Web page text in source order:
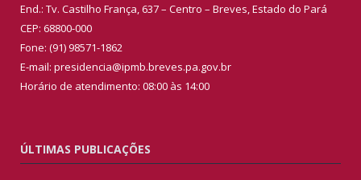
End.: Tv. Castilho França, 637 – Centro – Breves, Estado do Pará
CEP: 68800-000
Fone: (91) 98571-1862
E-mail: presidencia@ipmb.breves.pa.gov.br
Horário de atendimento: 08:00 às 14:00
ÚLTIMAS PUBLICAÇÕES